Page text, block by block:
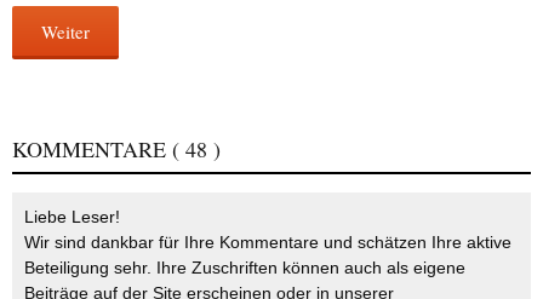
Weiter
KOMMENTARE ( 48 )
Liebe Leser!
Wir sind dankbar für Ihre Kommentare und schätzen Ihre aktive
Beteiligung sehr. Ihre Zuschriften können auch als eigene
Beiträge auf der Site erscheinen oder in unserer